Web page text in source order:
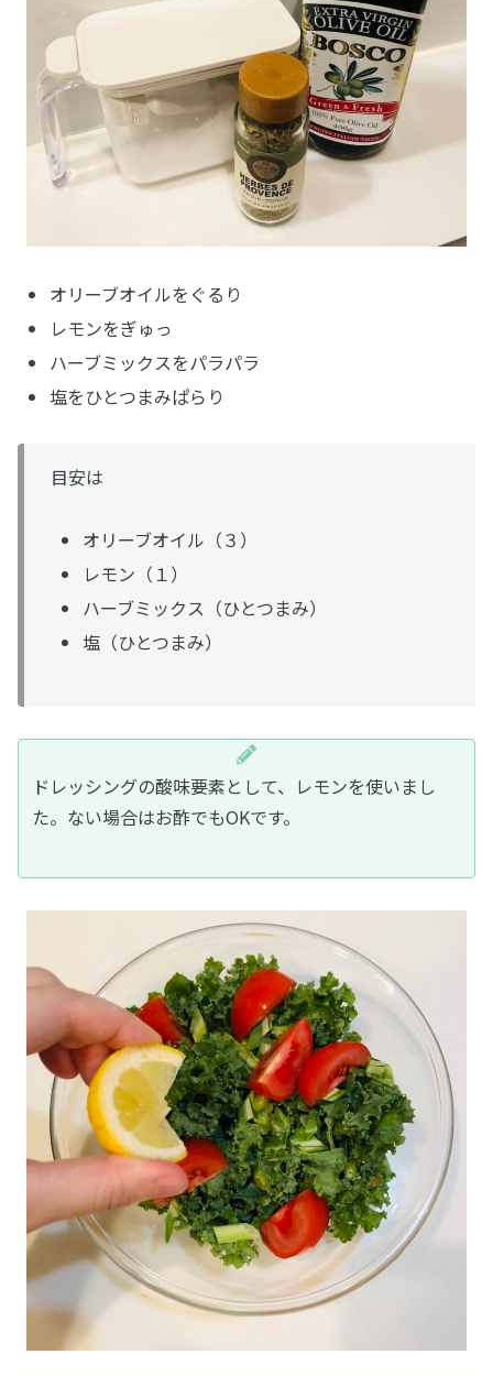
オリーブオイルをぐるり
レモンをぎゅっ
ハーブミックスをパラパラ
塩をひとつまみぱらり
目安は
オリーブオイル（３）
レモン（１）
ハーブミックス（ひとつまみ）
塩（ひとつまみ）
ドレッシングの酸味要素として、レモンを使いまし
た。ない場合はお酢でもOKです。